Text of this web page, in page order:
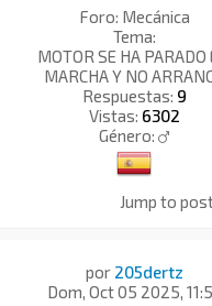
Foro: Mecánica
Tema:
MOTOR SE HA PARADO
MARCHA Y NO
Respuestas: 9
Vistas: 6302
Género:
Jump to
por 205dertz
Dom, Oct 05 2025,